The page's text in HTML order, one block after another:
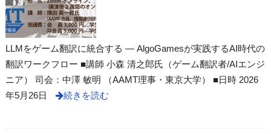
LLMをゲーム翻訳に統合する ― AlgoGamesが実践するAI時代の
翻訳ワークフロー ■講師 小森 清之郎氏（ゲーム翻訳者/AIエンジ
ニア） 司会：中澤 敏明 （AAMT理事・東京大学） ■日時 2026
年5月26日
続きを読む